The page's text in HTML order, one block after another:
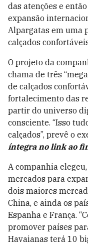
das atenções e
expansão
Alpargatas em uma
calçados
O projeto da
chama de três
de calçados
fortalecimento das
partir do universo
consciente. “Isso
calçados”, prevê o
íntegra no link ao
A companhia
mercados para
dois maiores
China, e ainda os
Espanha e França.
promover países
Havaianas terá 10